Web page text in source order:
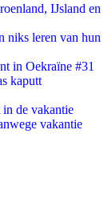
IJsland en
niks leren van hun
in Oekraïne #31
kaputt
de vakantie
vakantie